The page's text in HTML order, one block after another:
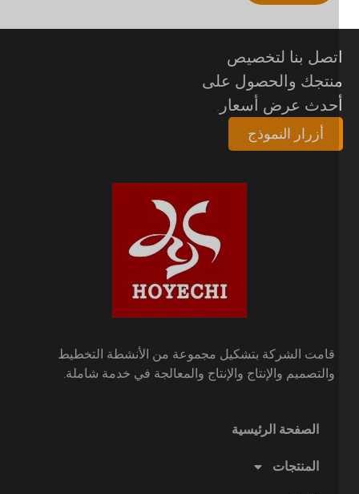
بنا لتخصيص
والحصول على
عرض أسعار.
أزرار النموذج
قامت الشركة بتشكيل مجموعة من الأنشطة التخطيط
والتصميم والإنتاج والإنتاج والمعالجة في خدمة شاملة.
الصفحة الرئيسية
المنتجات